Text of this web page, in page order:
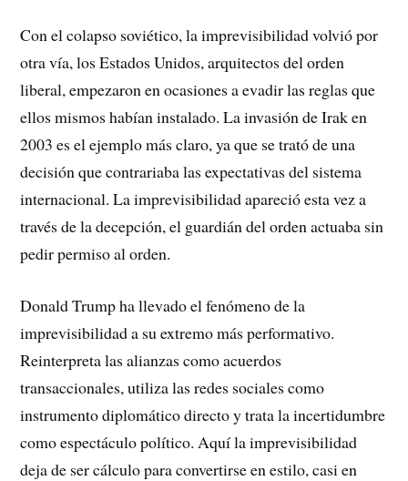
Con el colapso soviético, la imprevisibilidad volvió por
otra vía, los Estados Unidos, arquitectos del orden
liberal, empezaron en ocasiones a evadir las reglas que
ellos mismos habían instalado. La invasión de Irak en
2003 es el ejemplo más claro, ya que se trató de una
decisión que contrariaba las expectativas del sistema
internacional. La imprevisibilidad apareció esta vez a
través de la decepción, el guardián del orden actuaba sin
pedir permiso al orden.
Donald Trump ha llevado el fenómeno de la
imprevisibilidad a su extremo más performativo.
Reinterpreta las alianzas como acuerdos
transaccionales, utiliza las redes sociales como
instrumento diplomático directo y trata la incertidumbre
como espectáculo político. Aquí la imprevisibilidad
deja de ser cálculo para convertirse en estilo, casi en